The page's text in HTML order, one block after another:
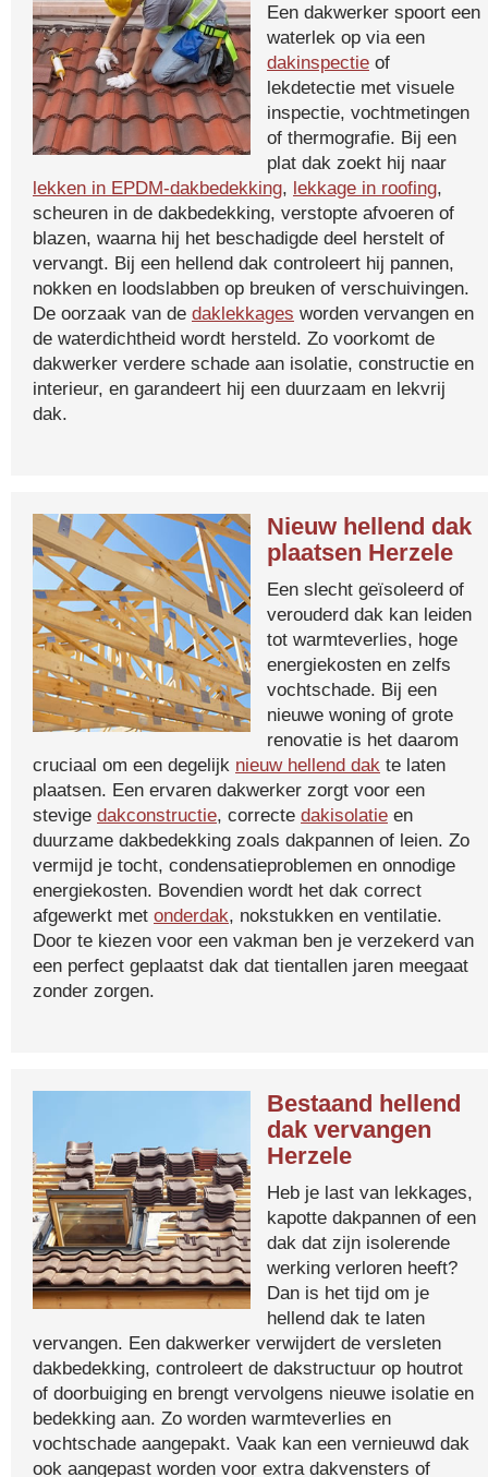
Een dakwerker spoort een
waterlek op via een
dakinspectie of
lekdetectie met visuele
inspectie, vochtmetingen
of thermografie. Bij een
plat dak zoekt hij naar
lekken in EPDM-dakbedekking, lekkage in roofing,
scheuren in de dakbedekking, verstopte afvoeren of
blazen, waarna hij het beschadigde deel herstelt of
vervangt. Bij een hellend dak controleert hij pannen,
nokken en loodslabben op breuken of verschuivingen.
De oorzaak van de daklekkages worden vervangen en
de waterdichtheid wordt hersteld. Zo voorkomt de
dakwerker verdere schade aan isolatie, constructie en
interieur, en garandeert hij een duurzaam en lekvrij
dak.
Nieuw hellend dak
plaatsen Herzele
Een slecht geïsoleerd of
verouderd dak kan leiden
tot warmteverlies, hoge
energiekosten en zelfs
vochtschade. Bij een
nieuwe woning of grote
renovatie is het daarom
cruciaal om een degelijk nieuw hellend dak te laten
plaatsen. Een ervaren dakwerker zorgt voor een
stevige dakconstructie, correcte dakisolatie en
duurzame dakbedekking zoals dakpannen of leien. Zo
vermijd je tocht, condensatieproblemen en onnodige
energiekosten. Bovendien wordt het dak correct
afgewerkt met onderdak, nokstukken en ventilatie.
Door te kiezen voor een vakman ben je verzekerd van
een perfect geplaatst dak dat tientallen jaren meegaat
zonder zorgen.
Bestaand hellend
dak vervangen
Herzele
Heb je last van lekkages,
kapotte dakpannen of een
dak dat zijn isolerende
werking verloren heeft?
Dan is het tijd om je
hellend dak te laten
vervangen. Een dakwerker verwijdert de versleten
dakbedekking, controleert de dakstructuur op houtrot
of doorbuiging en brengt vervolgens nieuwe isolatie en
bedekking aan. Zo worden warmteverlies en
vochtschade aangepakt. Vaak kan een vernieuwd dak
ook aangepast worden voor extra dakvensters of